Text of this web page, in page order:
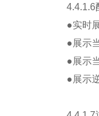
4.4.1.6
●实时
●展示
●展示
●展示